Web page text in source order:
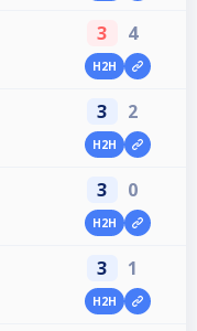
3 4
H2H
3 2
H2H
3 0
H2H
3 1
H2H